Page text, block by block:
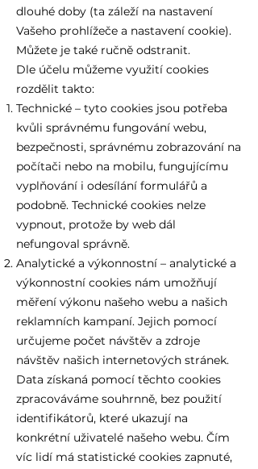
dlouhé doby (ta záleží na nastavení
Vašeho prohlížeče a nastavení cookie).
Můžete je také ručně odstranit.
Dle účelu můžeme využití cookies
rozdělit takto:
Technické – tyto cookies jsou potřeba
kvůli správnému fungování webu,
bezpečnosti, správnému zobrazování na
počítači nebo na mobilu, fungujícímu
vyplňování i odesílání formulářů a
podobně. Technické cookies nelze
vypnout, protože by web dál
nefungoval správně.
Analytické a výkonnostní – analytické a
výkonnostní cookies nám umožňují
měření výkonu našeho webu a našich
reklamních kampaní. Jejich pomocí
určujeme počet návštěv a zdroje
návštěv našich internetových stránek.
Data získaná pomocí těchto cookies
zpracováváme souhrnně, bez použití
identifikátorů, které ukazují na
konkrétní uživatelé našeho webu. Čím
víc lidí má statistické cookies zapnuté,